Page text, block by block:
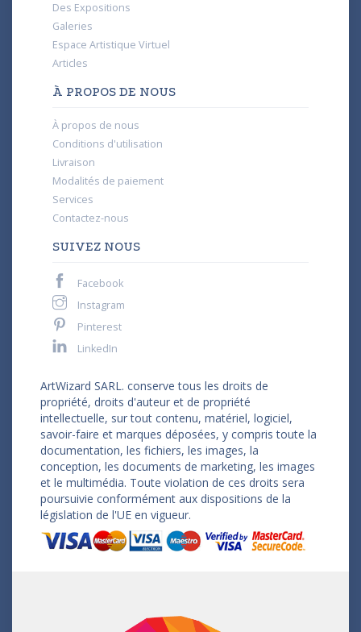
Des Expositions
Galeries
Espace Artistique Virtuel
Articles
À PROPOS DE NOUS
À propos de nous
Conditions d'utilisation
Livraison
Modalités de paiement
Services
Contactez-nous
SUIVEZ NOUS
Facebook
Instagram
Pinterest
LinkedIn
ArtWizard SARL. conserve tous les droits de
propriété, droits d'auteur et de propriété
intellectuelle, sur tout contenu, matériel, logiciel,
savoir-faire et marques déposées, y compris toute la
documentation, les fichiers, les images, la
conception, les documents de marketing, les images
et le multimédia. Toute violation de ces droits sera
poursuivie conformément aux dispositions de la
législation de l'UE en vigueur.